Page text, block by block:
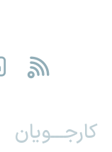
کارجـــویان